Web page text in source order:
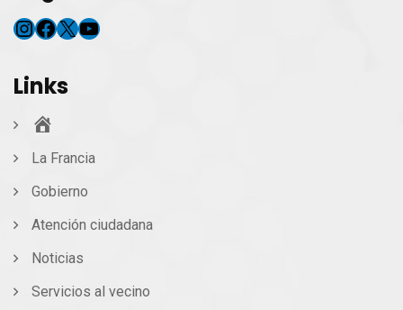
Instagram
Facebook
X YouTube
Links
La Francia
Gobierno
Atención ciudadana
Noticias
Servicios al vecino